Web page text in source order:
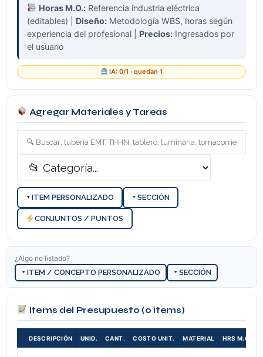
Horas M.O.: Referencia industria eléctrica
(editables) | Diseño: Metodología WBS, horas según
experiencia del profesional | Precios: Ingresados por
el usuario
IA: 0/1 · quedan 1
Agregar Materiales y Tareas
+ ITEM PERSONALIZADO + SECCIÓN
CONJUNTOS / PUNTOS
¿Algo no listado?
+ ITEM / CONCEPTO PERSONALIZADO
+ SECCIÓN
Items del Presupuesto (0 items)
DESCRIPCIÓN UNID. CANT. COSTO UNIT. MATERIAL HRS M.O.